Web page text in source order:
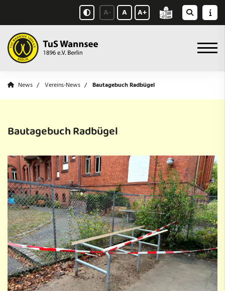
A- A A+
News Vereins-News Bautagebuch Radbügel
Bautagebuch Radbügel